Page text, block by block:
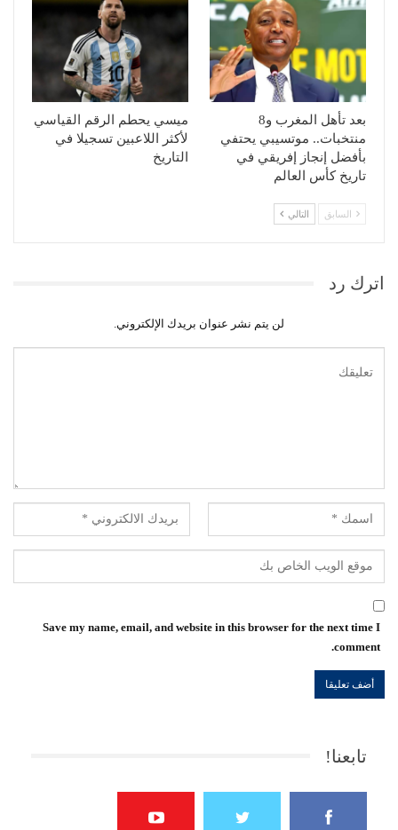
بعد تأهل المغرب و8
منتخبات.. موتسيبي يحتفي
بأفضل إنجاز إفريقي في
تاريخ كأس العالم
ميسي يحطم الرقم القياسي
لأكثر اللاعبين تسجيلا في
التاريخ
السابق التالي
اترك رد
لن يتم نشر عنوان بريدك الإلكتروني.
Save my name, email, and website in this browser for the next time I
comment.
تابعنا!